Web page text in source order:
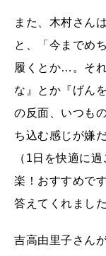
また、木村さん
と、「今までめ
履くとか…。そ
な』とか『げん
の反面、いつも
ち込む感じが嫌
（1日を快適に
楽！おすすめで
答えてくれました
吉高由里子さん